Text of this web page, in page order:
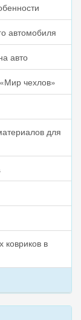
автомобиля
авто
чехлов»
для
в